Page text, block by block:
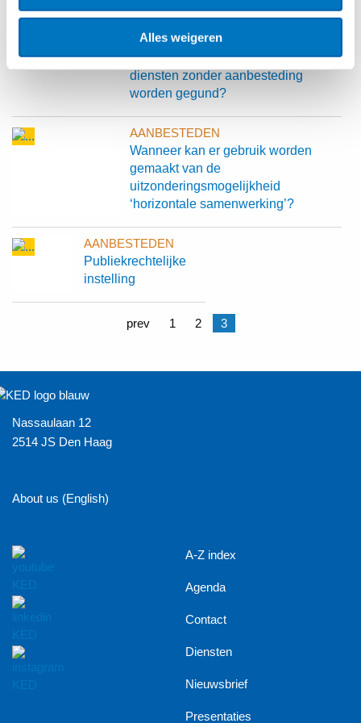
Alles weigeren
AANBESTEDEN
Mag een concessie voor openbare
diensten zonder aanbesteding
worden gegund?
AANBESTEDEN
Wanneer kan er gebruik worden
gemaakt van de
uitzonderingsmogelijkheid
‘horizontale samenwerking’?
AANBESTEDEN
Publiekrechtelijke
instelling
prev 1 2 3
Nassaulaan 12
2514 JS Den Haag
About us (English)
A-Z index
Agenda
Contact
Diensten
Nieuwsbrief
Presentaties